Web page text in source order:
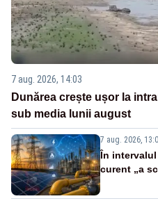
7 aug. 2026, 14:03
Dunărea crește ușor la
sub media lunii august
7 aug. 2026,
În
curent „a